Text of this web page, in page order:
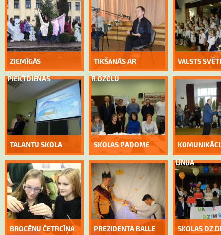
ZIEMĪGĀS
PIEKTDIENAS
TIKŠANĀS AR
R.OZOLU
VALSTS
TALANTU SKOLA SKOLAS PADOME
LĪNIJA
BROCĒNU ČETRCĪŅA PREZIDENTA BALLE SKOLAS